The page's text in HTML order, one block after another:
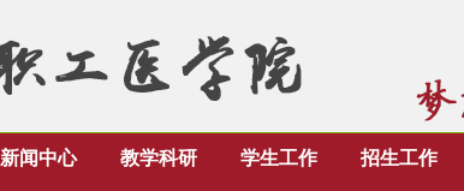
新闻中心 教学科研 学生工作 招生工作